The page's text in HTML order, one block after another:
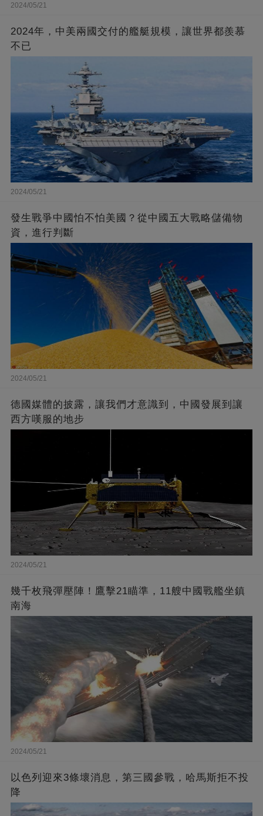
2024/05/21
2024年，中美兩國交付的艦艇規模，讓世界都羨慕
不已
2024/05/21
發生戰爭中國怕不怕美國？從中國五大戰略儲備物
資，進行判斷
2024/05/21
德國媒體的披露，讓我們才意識到，中國發展到讓
西方嘆服的地步
2024/05/21
幾千枚飛彈壓陣！鷹擊21瞄準，11艘中國戰艦坐鎮
南海
2024/05/21
以色列迎來3條壞消息，第三國參戰，哈馬斯拒不投
降